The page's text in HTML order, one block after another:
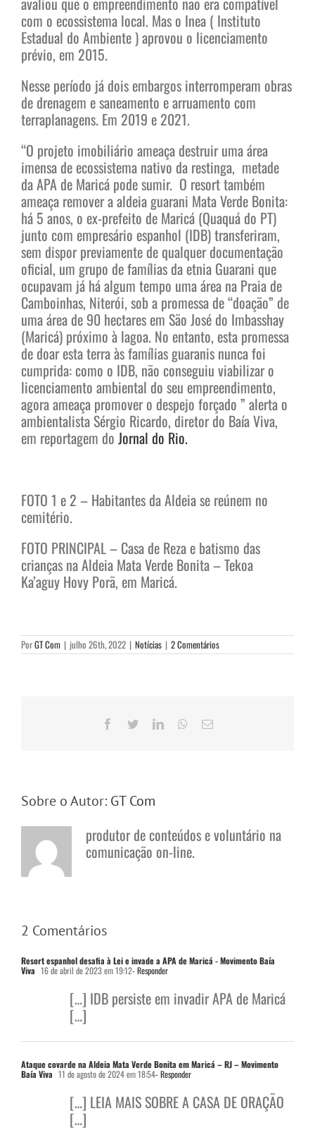
com o ecossistema local. Mas o Inea ( Instituto
Estadual do Ambiente ) aprovou o licenciamento
prévio, em 2015.
Nesse período já dois embargos interromperam obras
de drenagem e saneamento e arruamento com
terraplanagens. Em 2019 e 2021.
“O projeto imobiliário ameaça destruir uma área
imensa de ecossistema nativo da restinga, metade
da APA de Maricá pode sumir. O resort também
ameaça remover a aldeia guarani Mata Verde Bonita:
há 5 anos, o ex-prefeito de Maricá (Quaquá do PT)
junto com empresário espanhol (IDB) transferiram,
sem dispor previamente de qualquer documentação
oficial, um grupo de famílias da etnia Guarani que
ocupavam já há algum tempo uma área na Praia de
Camboinhas, Niterói, sob a promessa de “doação” de
uma área de 90 hectares em São José do Imbasshay
(Maricá) próximo à lagoa. No entanto, esta promessa
de doar esta terra às famílias guaranis nunca foi
cumprida: como o IDB, não conseguiu viabilizar o
licenciamento ambiental do seu empreendimento,
agora ameaça promover o despejo forçado ” alerta o
ambientalista Sérgio Ricardo, diretor do Baía Viva,
em reportagem do Jornal do Rio.
FOTO 1 e 2 – Habitantes da Aldeia se reúnem no
cemitério.
FOTO PRINCIPAL – Casa de Reza e batismo das
crianças na Aldeia Mata Verde Bonita – Tekoa
Ka’aguy Hovy Porã, em Maricá.
PorGT Com | julho 26th, 2022 | Notícias | 2 Comentários
Facebook
TwitterLinkedInWhatsApp
E-
Sobre o Autor: GT Com
produtor de conteúdos e voluntário na
comunicação on-line.
2 Comentários
Resort espanhol desafia à Lei e invade a APA de Maricá - Movimento Baía
Viva 16 de abril de 2023 em 19:12- Responder
[…] IDB persiste em invadir APA de Maricá
[…]
Ataque covarde na Aldeia Mata Verde Bonita em Maricá – RJ – Movimento
Baía Viva 11 de agosto de 2024 em 18:54- Responder
[…] LEIA MAIS SOBRE A CASA DE ORAÇÃO
[…]